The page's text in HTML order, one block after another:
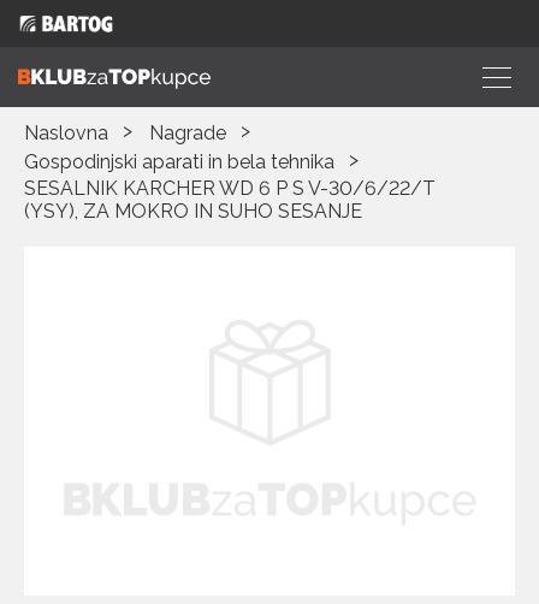
Naslovna
Nagrade
Gospodinjski aparati in bela tehnika
SESALNIK KARCHER WD 6 P S V-30/6/22/T
(YSY), ZA MOKRO IN SUHO SESANJE